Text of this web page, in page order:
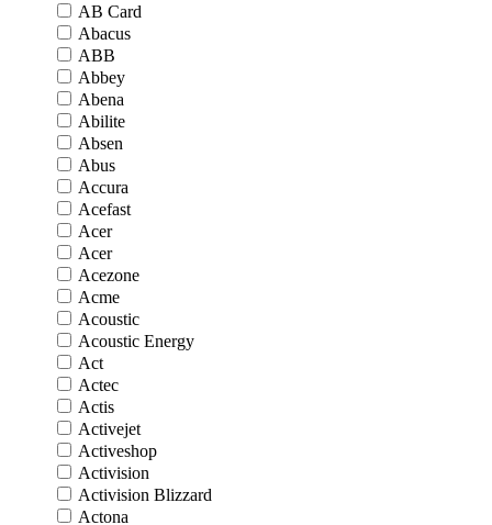
AB Card
Abacus
ABB
Abbey
Abena
Abilite
Absen
Abus
Accura
Acefast
Acer
Acer
Acezone
Acme
Acoustic
Acoustic Energy
Act
Actec
Actis
Activejet
Activeshop
Activision
Activision Blizzard
Actona